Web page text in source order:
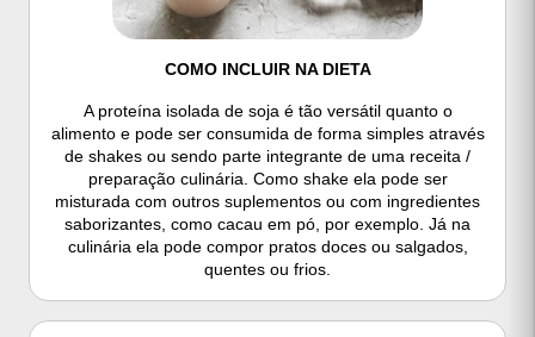
COMO INCLUIR NA DIETA
A proteína isolada de soja é tão versátil quanto o
alimento e pode ser consumida de forma simples através
de shakes ou sendo parte integrante de uma receita /
preparação culinária. Como shake ela pode ser
misturada com outros suplementos ou com ingredientes
saborizantes, como cacau em pó, por exemplo. Já na
culinária ela pode compor pratos doces ou salgados,
quentes ou frios.